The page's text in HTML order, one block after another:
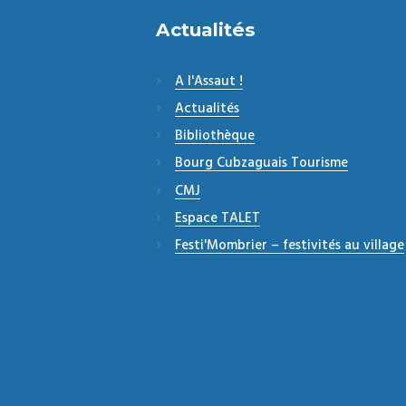
Actualités
A l'Assaut !
Actualités
Bibliothèque
Bourg Cubzaguais Tourisme
CMJ
Espace TALET
Festi'Mombrier – festivités au village